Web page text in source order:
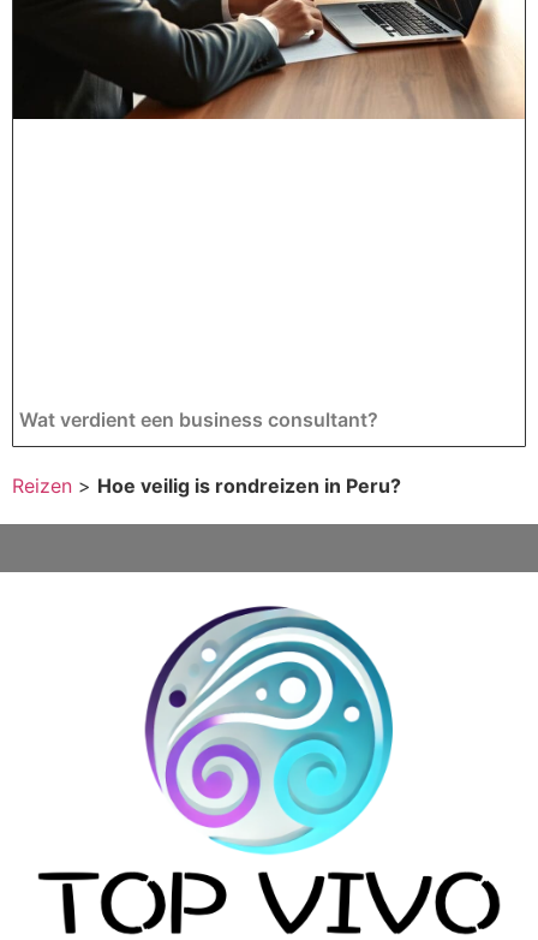
Wat verdient een business consultant?
Reizen > Hoe veilig is rondreizen in Peru?